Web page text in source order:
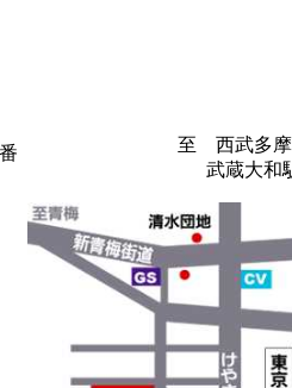
至 西武多
武蔵大和